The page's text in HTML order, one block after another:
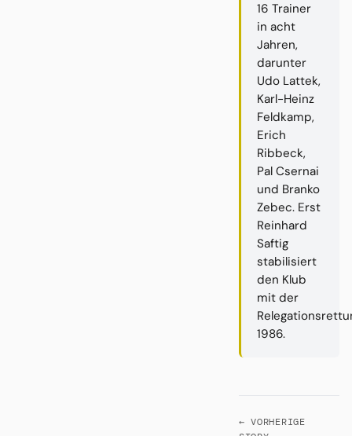
16 Trainer
in acht
Jahren,
darunter
Udo Lattek,
Karl-Heinz
Feldkamp,
Erich
Ribbeck,
Pal Csernai
und Branko
Zebec. Erst
Reinhard
Saftig
stabilisiert
den Klub
mit der
1986.
← VORHERIGE